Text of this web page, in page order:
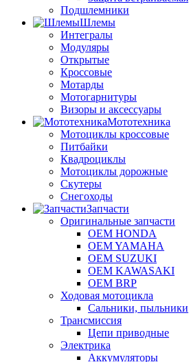
Подшлемники
Шлемы
Интегралы
Модуляры
Открытые
Кроссовые
Мотарды
Мотогарнитуры
Визоры и аксессуары
Мототехника
Мотоциклы кроссовые
Питбайки
Квадроциклы
Мотоциклы дорожные
Скутеры
Снегоходы
Запчасти
Оригинальные запчасти
OEM HONDA
OEM YAMAHA
OEM SUZUKI
OEM KAWASAKI
OEM BRP
Ходовая мотоцикла
Сальники, пыльники
Трансмиссия
Цепи приводные
Электрика
Аккумуляторы